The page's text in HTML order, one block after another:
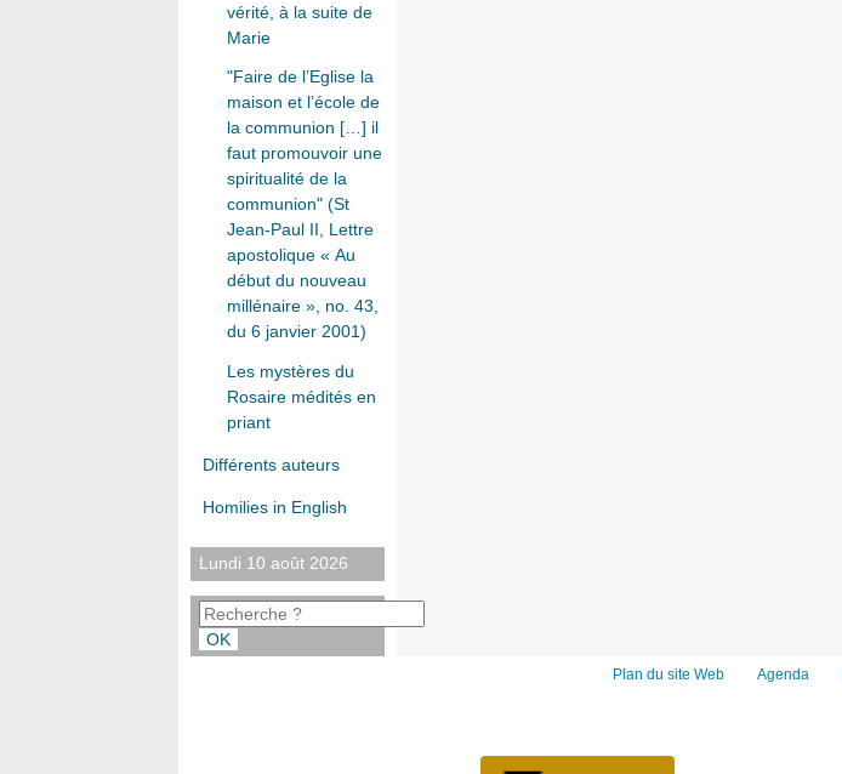
vérité, à la suite de
Marie
"Faire de l’Eglise la
maison et l’école de
la communion […] il
faut promouvoir une
spiritualité de la
communion" (St
Jean-Paul II, Lettre
apostolique « Au
début du nouveau
millénaire », no. 43,
du 6 janvier 2001)
Les mystères du
Rosaire médités en
priant
Différents auteurs
Homilies in English
Lundi 10 août 2026
Plan du site Web Agenda